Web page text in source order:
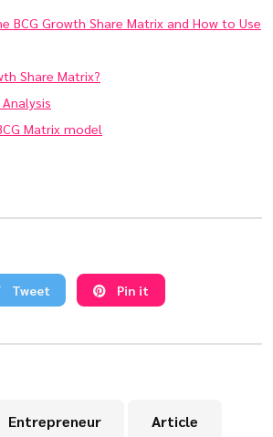
BCG Growth Share Matrix and How to Use
Share Matrix?
Matrix model
Tweet Pin it
Entrepreneur Article